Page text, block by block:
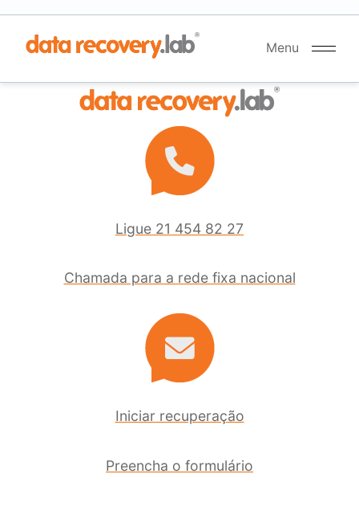
Menu
Iniciar
Recuperação
Ligue 21 454 82 27
Chamada para a rede fixa nacional
Iniciar recuperação
Preencha o formulário